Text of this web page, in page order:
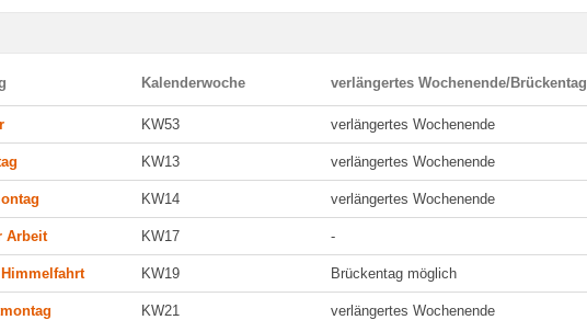
Kalenderwoche verlängertes Wochenende/Brückentag
KW53 verlängertes Wochenende
KW13 verlängertes Wochenende
KW14 verlängertes Wochenende
Arbeit KW17 -
KW19 Brückentag möglich
KW21 verlängertes Wochenende